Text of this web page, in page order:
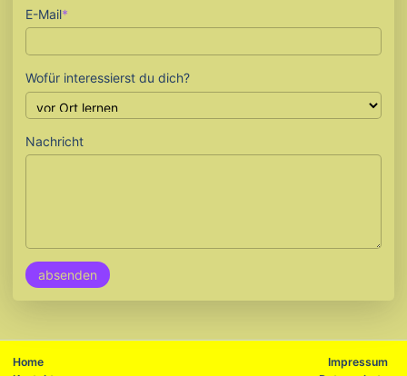
Pflichtfeld
E-Mail*
Wofür interessierst du dich?
Nachricht
absenden
Navigation
Home
Impressum